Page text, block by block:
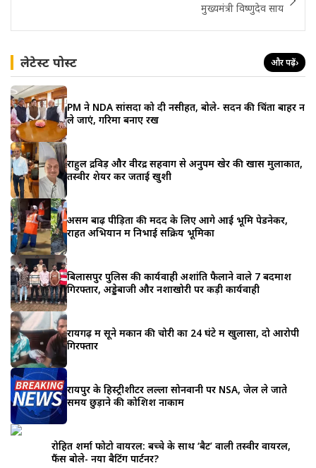
मुख्यमंत्री विष्णुदेव साय
लेटेस्ट पोस्ट और पढ़ें›
PM ने NDA सांसदों को दी नसीहत, बोले- सदन की चिंता बाहर न
ले जाएं, गरिमा बनाए रखें
राहुल द्रविड़ और वीरेंद्र सहवाग से अनुपम खेर की खास मुलाकात,
तस्वीरें शेयर कर जताई खुशी
असम बाढ़ पीड़ितों की मदद के लिए आगे आईं भूमि पेडनेकर,
राहत अभियान में निभाई सक्रिय भूमिका
बिलासपुर पुलिस की कार्यवाही अशांति फैलाने वाले 7 बदमाश
गिरफ्तार, अड्डेबाजी और नशाखोरी पर कड़ी कार्यवाही
रायगढ़ में सूने मकान की चोरी का 24 घंटे में खुलासा, दो आरोपी
गिरफ्तार
रायपुर के हिस्ट्रीशीटर लल्ला सोनवानी पर NSA, जेल ले जाते
समय छुड़ाने की कोशिश नाकाम
रोहित शर्मा फोटो वायरल: बच्चे के साथ ‘बैट’ वाली तस्वीर वायरल,
फैंस बोले- नया बैटिंग पार्टनर?